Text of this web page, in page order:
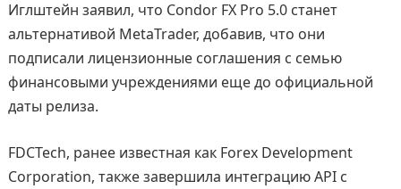
Иглштейн заявил, что Condor FX Pro 5.0 станет
альтернативой MetaTrader, добавив, что они
подписали лицензионные соглашения с семью
финансовыми учреждениями еще до официальной
даты релиза.
FDCTech, ранее известная как Forex Development
Corporation, также завершила интеграцию API с